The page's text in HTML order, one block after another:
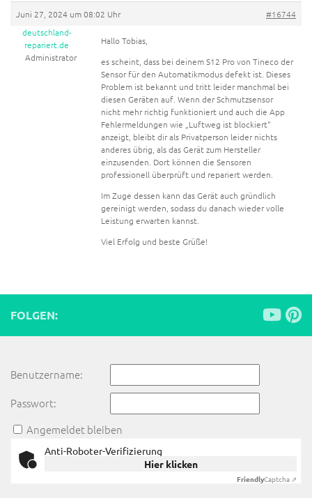
Juni 27, 2024 um 08:02 Uhr
#16744
deutschland-
repariert.de
Administrator
Hallo Tobias,
es scheint, dass bei deinem S12 Pro von Tineco der
Sensor für den Automatikmodus defekt ist. Dieses
Problem ist bekannt und tritt leider manchmal bei
diesen Geräten auf. Wenn der Schmutzsensor
nicht mehr richtig funktioniert und auch die App
Fehlermeldungen wie „Luftweg ist blockiert“
anzeigt, bleibt dir als Privatperson leider nichts
anderes übrig, als das Gerät zum Hersteller
einzusenden. Dort können die Sensoren
professionell überprüft und repariert werden.
Im Zuge dessen kann das Gerät auch gründlich
gereinigt werden, sodass du danach wieder volle
Leistung erwarten kannst.
Viel Erfolg und beste Grüße!
FOLGEN:
Benutzername:
Passwort:
Angemeldet bleiben
Anti-Roboter-Verifizierung
Hier klicken
FriendlyCaptcha ⇗